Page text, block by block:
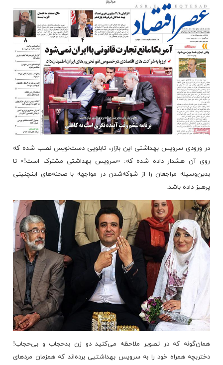
در ورودی سرویس بهداشتی این بازار، تابلویی دست‌نویس نصب شده که
روی آن هشدار داده شده که: «سرویس بهداشتی مشترک است!» تا
بدین‌وسیله مراجعان را از شوکه‌شدن در مواجهه با صحنه‌های اینچنینی
پرهیز داده باشد:
همان‌گونه که در تصویر ملاحظه می‌کنید دو زن بدحجاب و بی‌حجاب!
دختربچه همراه خود را به سرویس بهداشتیی برده‌اند که همزمان مردهای